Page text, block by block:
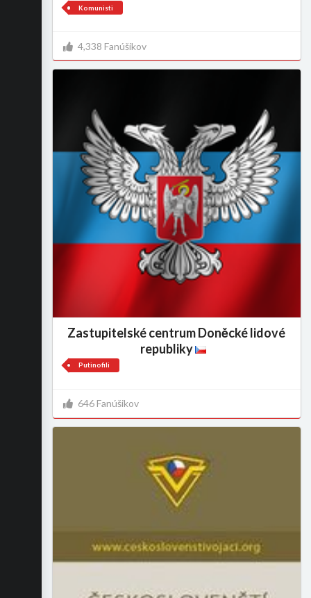
Komunisti
4,338 Fanúšikov
Zastupitelské centrum Doněcké lidové
republiky
Putinofili
646 Fanúšikov